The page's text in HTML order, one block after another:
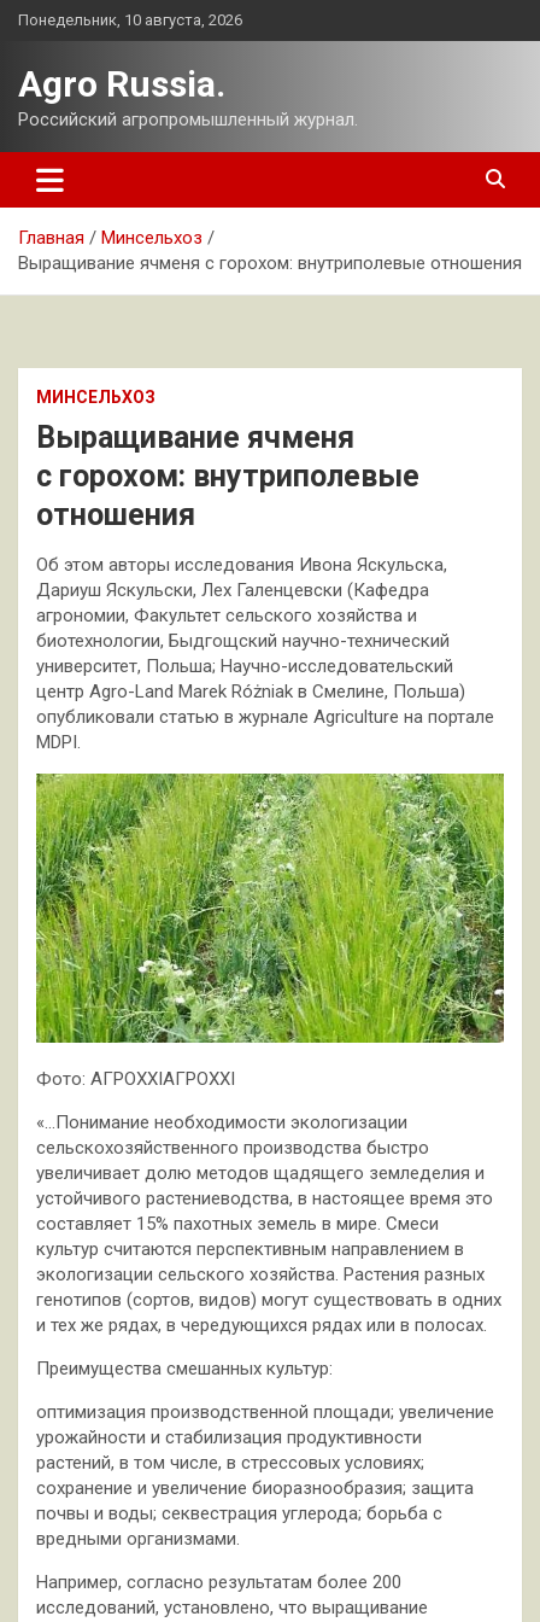
Перейти
Понедельник, 10 августа, 2026
Agro Russia.
Российский агропромышленный журнал.
Главная
Минсельхоз
Выращивание ячменя с горохом: внутриполевые отношения
МИНСЕЛЬХОЗ
Выращивание ячменя
с горохом: внутриполевые
отношения
Об этом авторы исследования Ивона Яскульска,
Дариуш Яскульски, Лех Галенцевски (Кафедра
агрономии, Факультет сельского хозяйства и
биотехнологии, Быдгощский научно-технический
университет, Польша; Научно-исследовательский
центр Agro-Land Marek Różniak в Смелине, Польша)
опубликовали статью в журнале Agriculture на портале
MDPI.
Фото: АГРОXXIАГРОXXI
«…Понимание необходимости экологизации
сельскохозяйственного производства быстро
увеличивает долю методов щадящего земледелия и
устойчивого растениеводства, в настоящее время это
составляет 15% пахотных земель в мире. Смеси
культур считаются перспективным направлением в
экологизации сельского хозяйства. Растения разных
генотипов (сортов, видов) могут существовать в одних
и тех же рядах, в чередующихся рядах или в полосах.
Преимущества смешанных культур:
оптимизация производственной площади; увеличение
урожайности и стабилизация продуктивности
растений, в том числе, в стрессовых условиях;
сохранение и увеличение биоразнообразия; защита
почвы и воды; секвестрация углерода; борьба с
вредными организмами.
Например, согласно результатам более 200
исследований, установлено, что выращивание